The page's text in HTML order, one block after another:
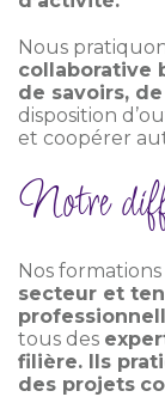
Nous
collaborative
de savoirs,
disposition
et coopérer
Notre
Nos
secteur et
tous des
filière. Ils
des projets